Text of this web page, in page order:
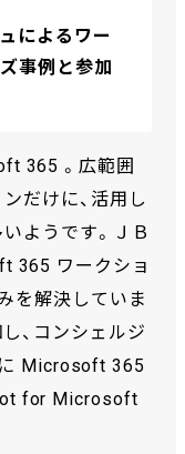
によるワー
事例と参加
365 。広範囲
だけに、活用し
ようです。ＪＢ
365 ワークショ
を解決していま
、コンシェルジ
Microsoft 365
for Microsoft